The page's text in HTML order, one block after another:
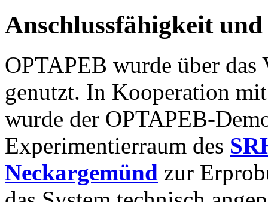
Anschlussfähigkeit
OPTAPEB wurde über
genutzt. In Kooperation
wurde der OPTAPEB-
Experimentierraum des
Neckargemünd zur